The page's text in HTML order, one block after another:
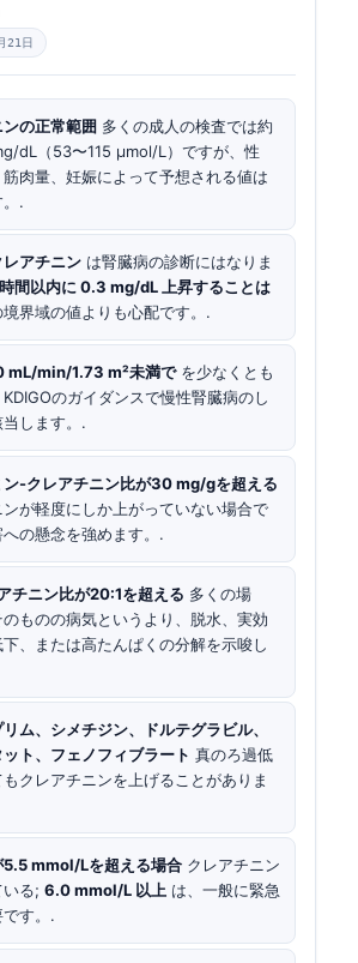
21日
の正常範囲 多くの成人の検査では約
dL（53〜115 µmol/L）ですが、性
肉量、妊娠によって予想される値は
.
アチニン は腎臓病の診断にはなりま
間以内に 0.3 mg/dL 上昇することは
界域の値よりも心配です。.
mL/min/1.73 m²未満でを少なくとも
KDIGOのガイダンスで慢性腎臓病のし
します。.
ン-クレアチニン比が30 mg/gを超える
が軽度にしか上がっていない場合で
への懸念を強めます。.
チニン比が20:1を超える 多くの場
ものの病気というより、脱水、実効
、または高たんぱくの分解を示唆し
リム、シメチジン、ドルテグラビル、
ット、フェノフィブラート 真のろ過低
クレアチニンを上げることがありま
5.5 mmol/Lを超える場合 クレアチニン
る; 6.0 mmol/L 以上 は、一般に緊急
す。.